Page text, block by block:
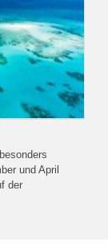
und April
der